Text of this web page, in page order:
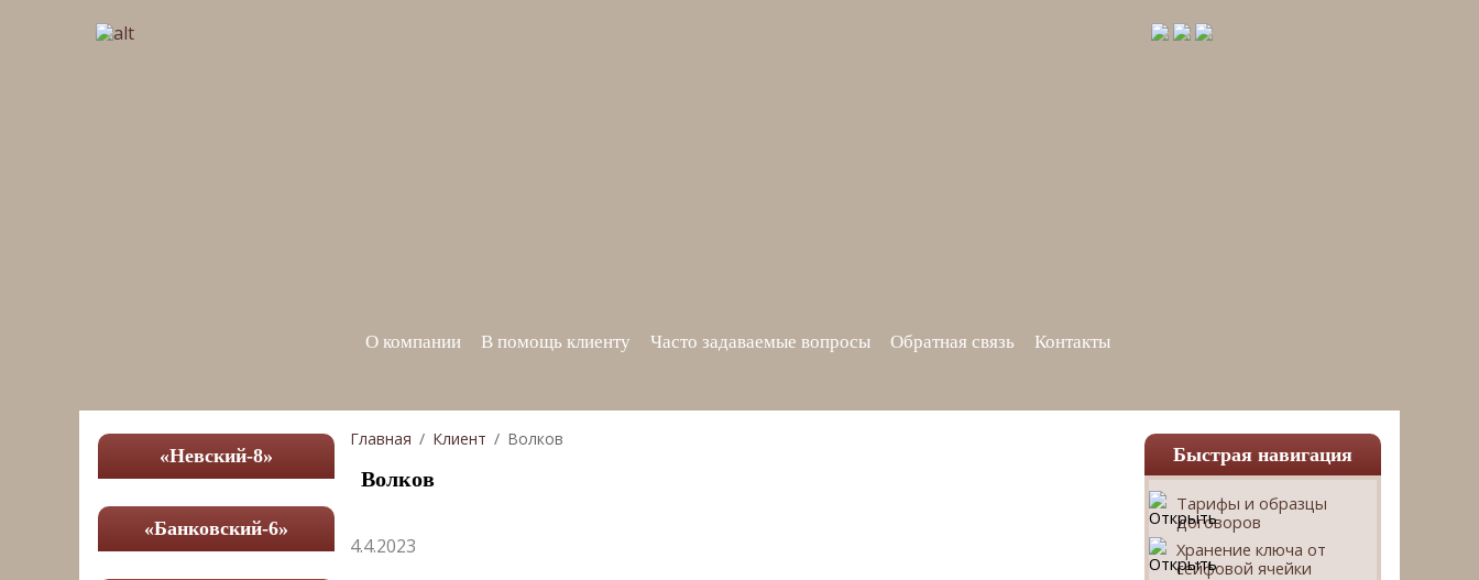
О компании В помощь клиенту Часто задаваемые вопросы Обратная связь Контакты
«Невский-8»
«Банковский-6»
Главная Клиент Волков
Волков
4.4.2023
Быстрая навигация
Тарифы и образцы
договоров
Хранение ключа от
сейфовой ячейки